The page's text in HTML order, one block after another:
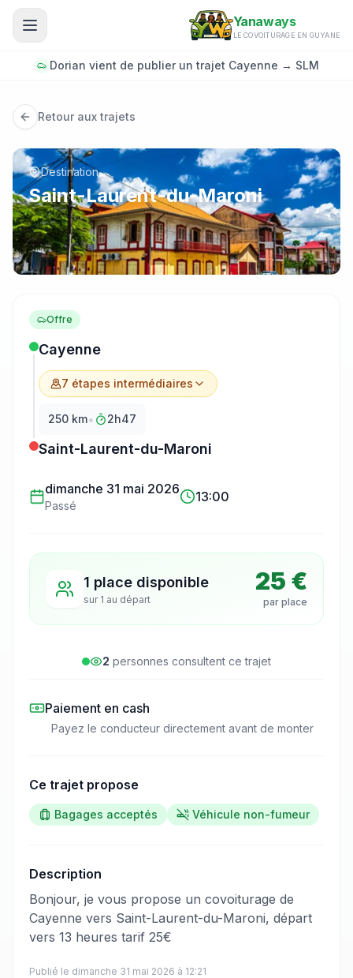
Aller au contenu principal
Yanaways
LE COVOITURAGE EN GUYANE
Dorian vient de publier un trajet Cayenne → SLM
Retour aux trajets
Destination
Saint-Laurent-du-Maroni
Offre
Cayenne
7 étapes intermédiaires
250 km• 2h47
Saint-Laurent-du-Maroni
dimanche 31 mai 2026
Passé
13:00
1 place disponible
sur 1 au départ
25 €
par place
2 personnes consultent ce trajet
Paiement en cash
Payez le conducteur directement avant de monter
Ce trajet propose
Bagages acceptés Véhicule non-fumeur
Description
​‌​‍​‌‌​​​‌‌​‌‌​‌‌​‌​‌‌‌​​​​​‌‌‌​‌​​​‌‌‌‌​​​​‌‌​​‌‌​​‌‌‌‌​‌​​​‌‌​​‌​​‌‌‌​‌‌​​​‌‌​​​​​​‌‌​​​​​​‌‌​​​​​​‌‌​​‌‌​‌‌​‌​‌​​‌‌‌​‌‌​​​‌‌​​​​​​‌‌​‌​​​‌‌​‌‌‌‌​​‌‌​​‌‌​‌‌‌​‌‌​​​‌‌‌​​​​‌‌‌‌​​​​‌‌​‌‌‌‌​​‌‌​‌​​​‌‌​​‌‌‌‍Bonjour, je vous propose un covoiturage de
Cayenne vers Saint-Laurent-du-Maroni, départ
vers 13 heures tarif 25€
Publié le dimanche 31 mai 2026 à 12:21